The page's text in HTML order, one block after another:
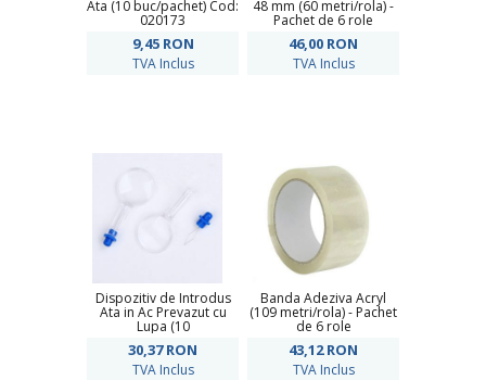
Ata (10 buc/pachet) Cod:
020173
9,45 RON
TVA Inclus
48 mm (60 metri/rola) -
Pachet de 6 role
46,00 RON
TVA Inclus
Dispozitiv de Introdus
Ata in Ac Prevazut cu
Lupa (10
900259
30,37RON
TVA Inclus
Banda Adeziva Acryl
(109 metri/rola) - Pachet
de 6 role
43,12RON
TVA Inclus